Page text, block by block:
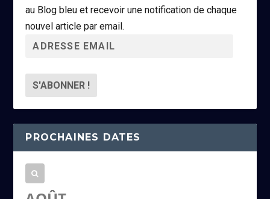
au Blog bleu et recevoir une notification de chaque
nouvel article par email.
r
s
s
e
m
PROCHAINES DATES